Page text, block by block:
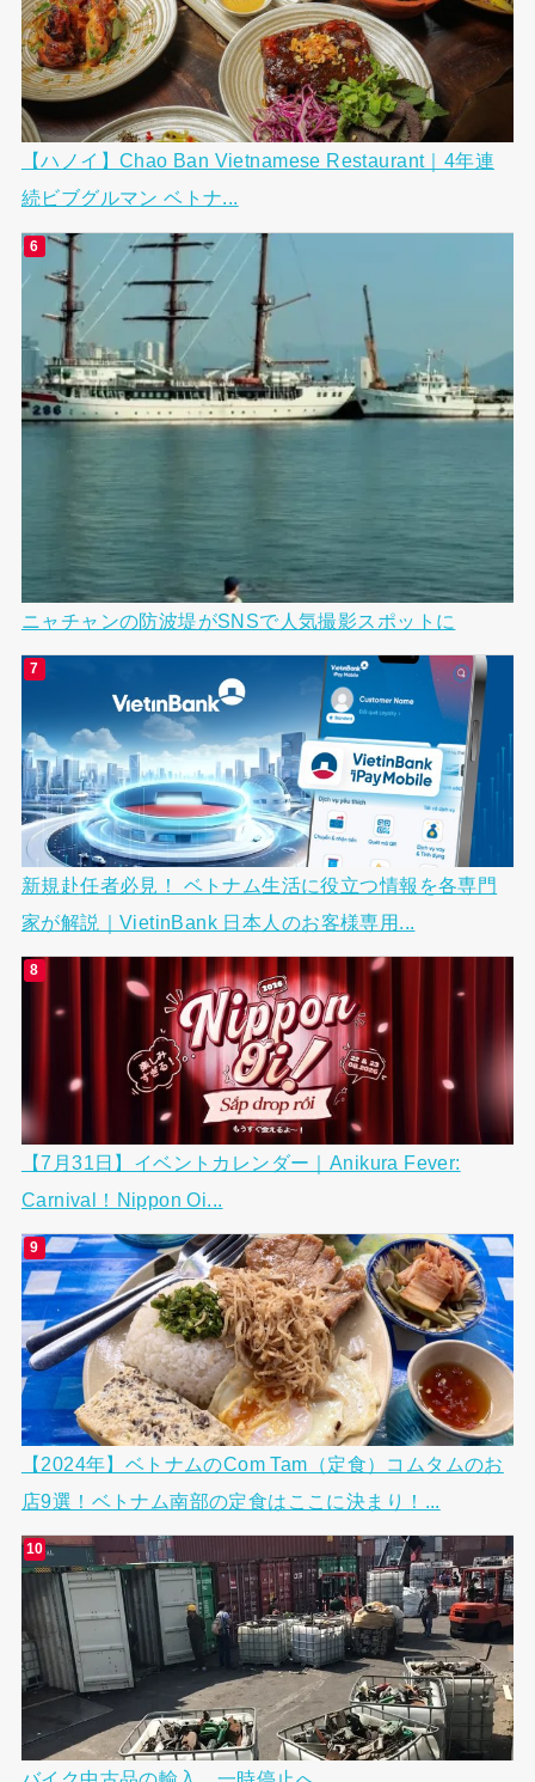
【ハノイ】Chao Ban Vietnamese Restaurant｜4年連
続ビブグルマン ベトナ...
ニャチャンの防波堤がSNSで人気撮影スポットに
新規赴任者必見！ ベトナム生活に役立つ情報を各専門
家が解説｜VietinBank 日本人のお客様専用...
【7月31日】イベントカレンダー｜Anikura Fever:
Carnival！Nippon Oi...
【2024年】ベトナムのCom Tam（定食）コムタムのお
店9選！ベトナム南部の定食はここに決まり！...